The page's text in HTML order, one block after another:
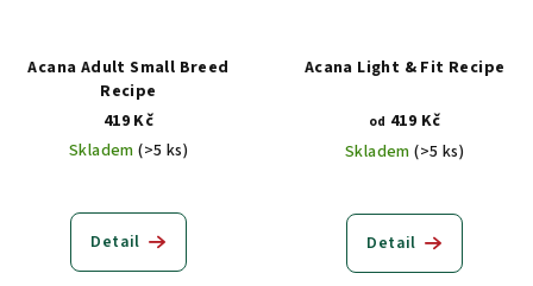
Acana Adult Small Breed
Recipe
419 Kč
Skladem(>5 ks)
Detail
Acana Light & Fit Recipe
od 419 Kč
Skladem(>5 ks)
Detail